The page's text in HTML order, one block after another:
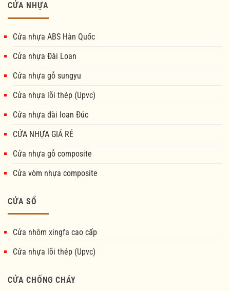
CỬA NHỰA
Cửa nhựa ABS Hàn Quốc
Cửa nhựa Đài Loan
Cửa nhựa gỗ sungyu
Cửa nhựa lõi thép (Upvc)
Cửa nhựa đài loan Đúc
CỬA NHỰA GIÁ RẺ
Cửa nhựa gỗ composite
Cửa vòm nhựa composite
CỬA SỔ
Cửa nhôm xingfa cao cấp
Cửa nhựa lõi thép (Upvc)
CỬA CHỐNG CHÁY